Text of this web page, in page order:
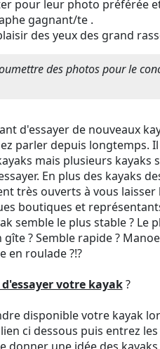
pour leur photo préférée
gagnant/te .
des yeux des grand
des photos pour le
d'essayer de nouveaux
parler depuis longtemps.
mais plusieurs
En plus des kayaks
très ouverts à vous laisser
boutiques et
semble le plus stable ? Le
? Semble rapide ?
en roulade ?!?
votre kayak?
disponible votre kayak
ci dessous puis entrez